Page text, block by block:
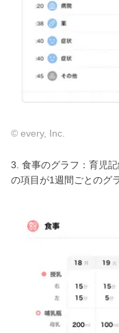
© every, Inc.
3. 食事のグラフ：育児
の項目が1週間ごとのグ